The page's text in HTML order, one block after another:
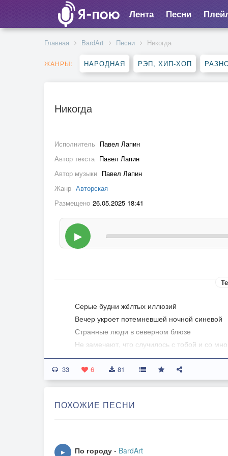
Лента Песни
Главная BardArt Песни Никогда
ЖАНРЫ: НАРОДНАЯ РЭП, ХИП-ХОП
Никогда
Исполнитель Павел Лапин
Автор текста Павел Лапин
Автор музыки Павел Лапин
Жанр Авторская
Размещено 26.05.2025 18:41
▶
Серые будни жёлтых иллюзий
Вечер укроет потемневшей ночной синевой
Странные люди в северном блюзе
Не замечают, что случилось с тобой и со
Припев
Будут стоять поезда
Вспомню тебя иногда
33 6 81
ПОХОЖИЕ ПЕСНИ
▶ По городу - BardArt